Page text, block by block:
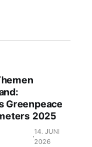
Greenpeace
2025
14. JUNI
2026